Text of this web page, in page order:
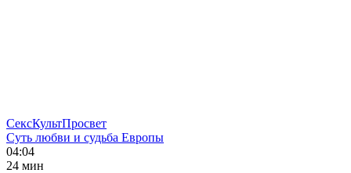
СексКультПросвет
Суть любви и судьба Европы
04:04
24 мин